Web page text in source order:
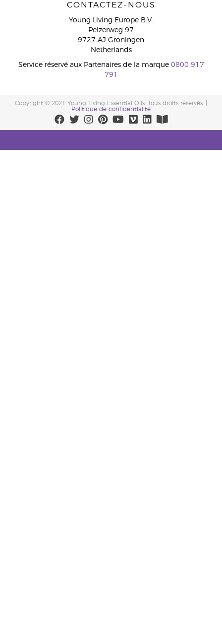
CONTACTEZ-NOUS
Young Living Europe B.V.
Peizerweg 97
9727 AJ Groningen
Netherlands
Service réservé aux Partenaires de la marque 0800 917
791
Copyright © 2021 Young Living Essential Oils. Tous droits réservés. |
Politique de confidentialité